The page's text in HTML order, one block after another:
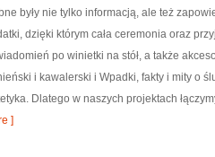
były nie tylko informacją, ale też
dzięki którym cała ceremonia oraz
po winietki na stół, a także
i kawalerski i Wpadki, fakty i mity o
Dlatego w naszych projektach
]